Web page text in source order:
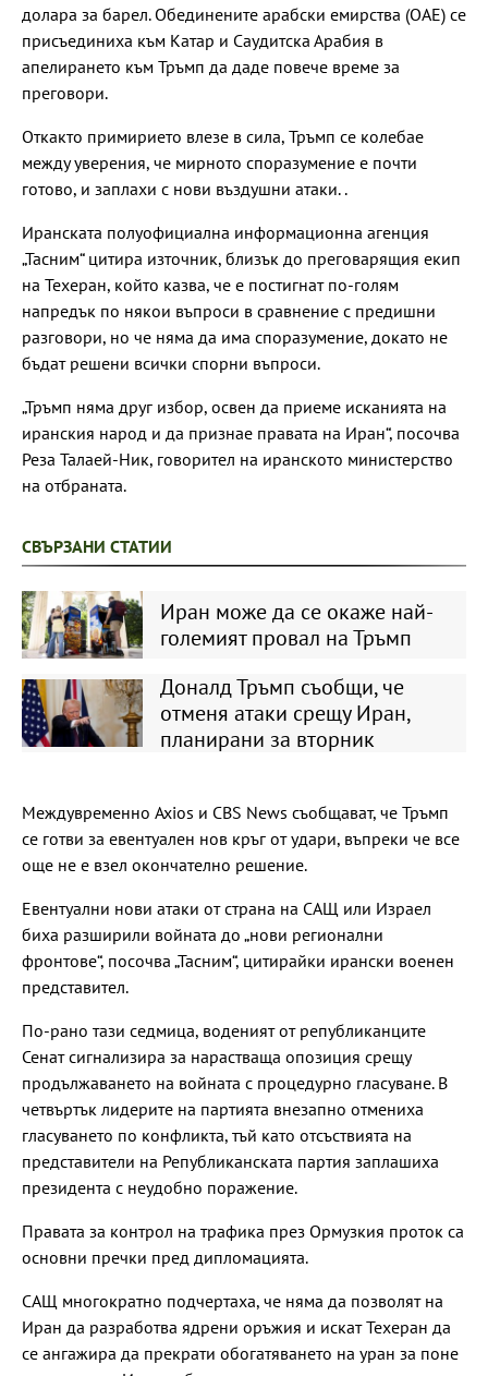
долара за барел. Обединените арабски емирства (ОАЕ) се
присъединиха към Катар и Саудитска Арабия в
апелирането към Тръмп да даде повече време за
преговори.
Откакто примирието влезе в сила, Тръмп се колебае
между уверения, че мирното споразумение е почти
готово, и заплахи с нови въздушни атаки. .
Иранската полуофициална информационна агенция
„Тасним“ цитира източник, близък до преговарящия екип
на Техеран, който казва, че е постигнат по-голям
напредък по някои въпроси в сравнение с предишни
разговори, но че няма да има споразумение, докато не
бъдат решени всички спорни въпроси.
„Тръмп няма друг избор, освен да приеме исканията на
иранския народ и да признае правата на Иран“, посочва
Реза Талаей-Ник, говорител на иранското министерство
на отбраната.
СВЪРЗАНИ СТАТИИ
Иран може да се окаже най-
големият провал на Тръмп
Доналд Тръмп съобщи, че
отменя атаки срещу Иран,
планирани за вторник
Междувременно Axios и CBS News съобщават, че Тръмп
се готви за евентуален нов кръг от удари, въпреки че все
още не е взел окончателно решение.
Евентуални нови атаки от страна на САЩ или Израел
биха разширили войната до „нови регионални
фронтове“, посочва „Тасним“, цитирайки ирански военен
представител.
По-рано тази седмица, воденият от републиканците
Сенат сигнализира за нарастваща опозиция срещу
продължаването на войната с процедурно гласуване. В
четвъртък лидерите на партията внезапно отмениха
гласуването по конфликта, тъй като отсъствията на
представители на Републиканската партия заплашиха
президента с неудобно поражение.
Правата за контрол на трафика през Ормузкия проток са
основни пречки пред дипломацията.
САЩ многократно подчертаха, че няма да позволят на
Иран да разработва ядрени оръжия и искат Техеран да
се ангажира да прекрати обогатяването на уран за поне